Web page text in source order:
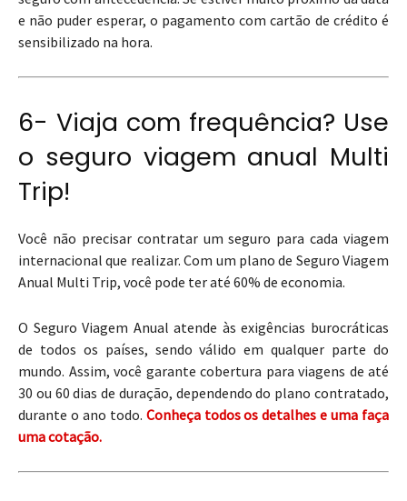
e não puder esperar, o pagamento com cartão de crédito é
sensibilizado na hora.
6- Viaja com frequência? Use
o seguro viagem anual Multi
Trip!
Você não precisar contratar um seguro para cada viagem
internacional que realizar. Com um plano de Seguro Viagem
Anual Multi Trip, você pode ter até 60% de economia.
O Seguro Viagem Anual atende às exigências burocráticas
de todos os países, sendo válido em qualquer parte do
mundo. Assim, você garante cobertura para viagens de até
30 ou 60 dias de duração, dependendo do plano contratado,
durante o ano todo. Conheça todos os detalhes e uma faça
uma cotação.